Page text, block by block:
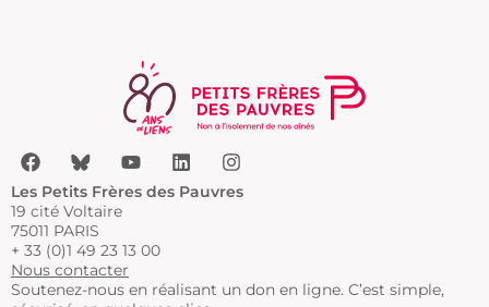
Les Petits Frères des Pauvres
19 cité Voltaire
75011 PARIS
+ 33 (0)1 49 23 13 00
Nous contacter
Soutenez-nous en réalisant un don en ligne. C’est simple,